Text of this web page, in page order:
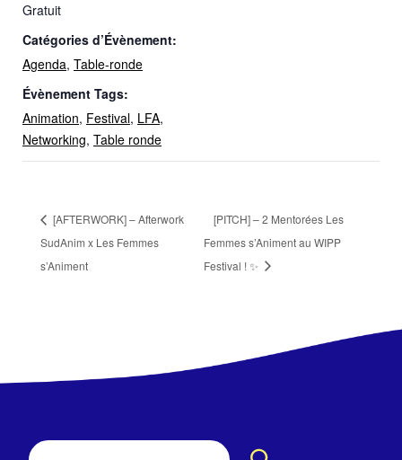
Gratuit
Catégories d’Évènement:
Agenda, Table-ronde
Évènement Tags:
Animation, Festival, LFA,
Networking, Table ronde
[AFTERWORK] – Afterwork
SudAnim x Les Femmes
s’Animent
[PITCH] – 2 Mentorées Les
Femmes s’Animent au WIPP
Festival ! ✨